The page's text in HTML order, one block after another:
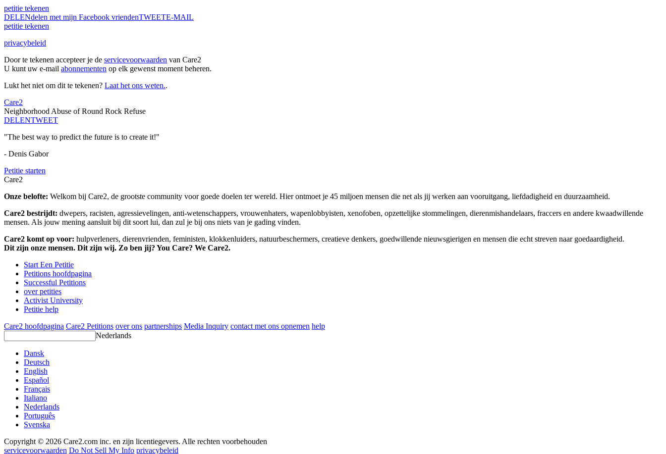
petitie tekenen
DELENdelen met mijn Facebook vriendenTWEETE-MAIL
petitie tekenen
privacybeleid
Door te tekenen accepteer je de servicevoorwaarden van Care2
U kunt uw e-mail abonnementen op elk gewenst moment beheren.
Lukt het niet om dit te tekenen? Laat het ons weten..
Care2
Neighborhood Abuse of Round Rock Refuse
DELENTWEET
"The best way to predict the future is to create it!"
- Denis Gabor
Petitie starten
Care2
Onze belofte: Welkom bij Care2, de grootste community voor goede doelen ter wereld. Hier ontmoet je 45 miljoen mensen die net als jij werken aan vooruitgang, liefdadigheid en duurzaamheid.
Care2 bestrijdt: dwepers, racisten, agressievelingen, anti-wetenschappers, vrouwenhaters, wapenlobbyisten, xenofoben, opzettelijke stommelingen, dierenmishandelaars, fraccers en andere kwaadwillende
mensen. Als jouw mening aansluit bij dit soort lui, dan zul je bij ons niets van je gading vinden.
Care2 komt op voor: hulpverleners, dierenvrienden, feministen, klokkenluiders, natuurbeschermers, creatieve denkers, goedwillende nieuwsgierigen en mensen die echt streven naar goedaardigheid.
Dit zijn onze mensen. Dit zijn wij. Zo ben jij? You Care? We Care2.
Start Een Petitie
Petitions hoofdpagina
Successful Petitions
over petities
Activist University
Petitie help
Care2 hoofdpagina Care2 Petitions over ons partnerships Media Inquiry contact met ons opnemen help
Nederlands
Dansk
Deutsch
English
Español
Français
Italiano
Nederlands
Português
Svenska
Copyright © 2026 Care2.com inc. en zijn licentiegevers. Alle rechten voorbehouden
servicevoorwaarden Do Not Sell My Info privacybeleid